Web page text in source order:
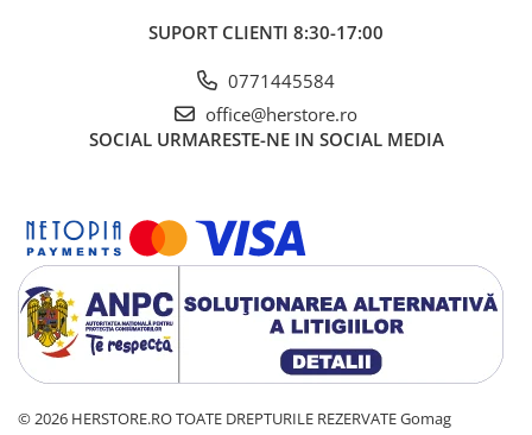
SUPORT CLIENTI 8:30-17:00
0771445584
office@herstore.ro
SOCIAL URMARESTE-NE IN SOCIAL MEDIA
© 2026 HERSTORE.RO TOATE DREPTURILE REZERVATEGomag